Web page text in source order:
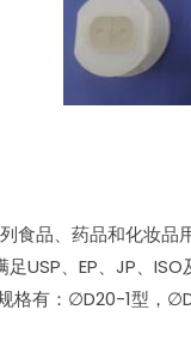
品、药品和化妆
USP、EP、JP、
有：∅D20-1型，